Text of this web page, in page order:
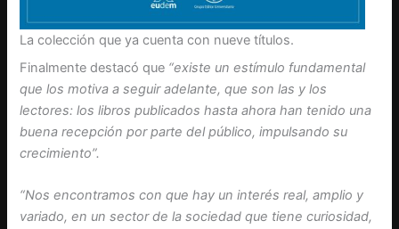
La colección que ya cuenta con nueve títulos.
Finalmente destacó que “existe un estímulo fundamental
que los motiva a seguir adelante, que son las y los
lectores: los libros publicados hasta ahora han tenido una
buena recepción por parte del público, impulsando su
crecimiento”.
“Nos encontramos con que hay un interés real, amplio y
variado, en un sector de la sociedad que tiene curiosidad,